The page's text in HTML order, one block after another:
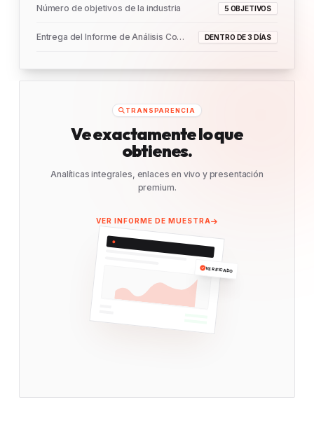
Número de objetivos de la industria 5 OBJETIVOS
Entrega del Informe de Análisis Completo DENTRO DE 3 DÍAS
TRANSPARENCIA
Ve exactamente lo que
obtienes.
Analíticas integrales, enlaces en vivo y presentación
premium.
VER INFORME DE MUESTRA
VERIFICADO